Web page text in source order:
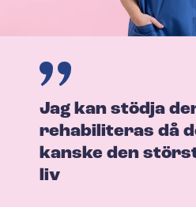
Jag kan stödja
rehabiliteras då
kanske den
liv